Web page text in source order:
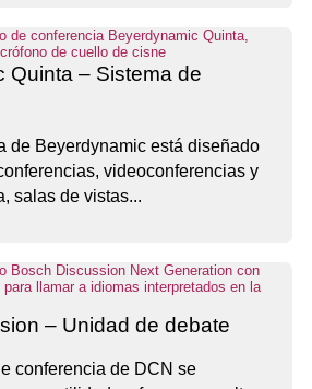
Quinta – Sistema de
de Beyerdynamic está diseñado
videoconferencias y
salas de vistas...
– Unidad de debate
conferencia de DCN se